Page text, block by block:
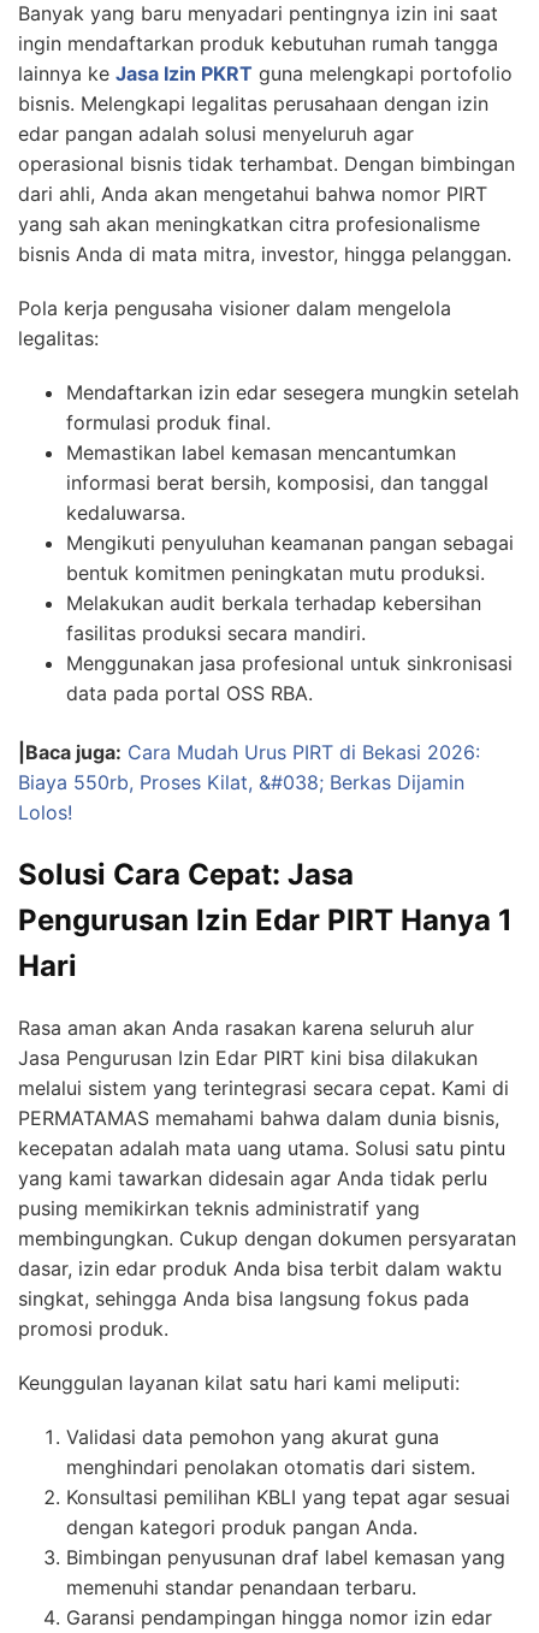
Banyak yang baru menyadari pentingnya izin ini saat
ingin mendaftarkan produk kebutuhan rumah tangga
lainnya ke Jasa Izin PKRT guna melengkapi portofolio
bisnis. Melengkapi legalitas perusahaan dengan izin
edar pangan adalah solusi menyeluruh agar
operasional bisnis tidak terhambat. Dengan bimbingan
dari ahli, Anda akan mengetahui bahwa nomor PIRT
yang sah akan meningkatkan citra profesionalisme
bisnis Anda di mata mitra, investor, hingga pelanggan.
Pola kerja pengusaha visioner dalam mengelola
legalitas:
Mendaftarkan izin edar sesegera mungkin setelah
formulasi produk final.
Memastikan label kemasan mencantumkan
informasi berat bersih, komposisi, dan tanggal
kedaluwarsa.
Mengikuti penyuluhan keamanan pangan sebagai
bentuk komitmen peningkatan mutu produksi.
Melakukan audit berkala terhadap kebersihan
fasilitas produksi secara mandiri.
Menggunakan jasa profesional untuk sinkronisasi
data pada portal OSS RBA.
|Baca juga: Cara Mudah Urus PIRT di Bekasi 2026:
Biaya 550rb, Proses Kilat, &#038; Berkas Dijamin
Lolos!
Solusi Cara Cepat: Jasa
Pengurusan Izin Edar PIRT Hanya 1
Hari
Rasa aman akan Anda rasakan karena seluruh alur
Jasa Pengurusan Izin Edar PIRT kini bisa dilakukan
melalui sistem yang terintegrasi secara cepat. Kami di
PERMATAMAS memahami bahwa dalam dunia bisnis,
kecepatan adalah mata uang utama. Solusi satu pintu
yang kami tawarkan didesain agar Anda tidak perlu
pusing memikirkan teknis administratif yang
membingungkan. Cukup dengan dokumen persyaratan
dasar, izin edar produk Anda bisa terbit dalam waktu
singkat, sehingga Anda bisa langsung fokus pada
promosi produk.
Keunggulan layanan kilat satu hari kami meliputi:
Validasi data pemohon yang akurat guna
menghindari penolakan otomatis dari sistem.
Konsultasi pemilihan KBLI yang tepat agar sesuai
dengan kategori produk pangan Anda.
Bimbingan penyusunan draf label kemasan yang
memenuhi standar penandaan terbaru.
Garansi pendampingan hingga nomor izin edar